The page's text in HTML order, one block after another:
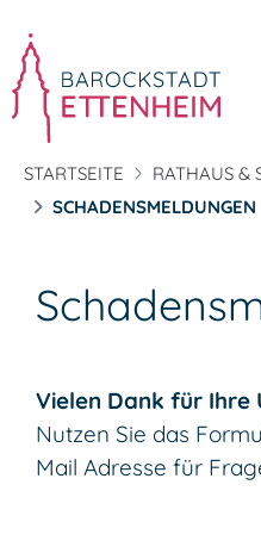
STARTSEITE RATHAUS &
SCHADENSMELDUNGEN
Vielen Dank für Ihre
Nutzen Sie das
Mail Adresse für